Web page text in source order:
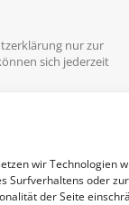
wir Technologien
Surfverhaltens oder
der Seite
nur zur
sich jederzeit